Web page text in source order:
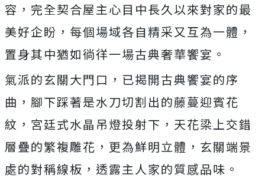
容，完全契合屋主心目中長久以來對家的最
美好企盼，每個場域各自精采又互為一體，
置身其中猶如徜徉一場古典奢華饗宴。
氣派的玄關大門口，已揭開古典饗宴的序
曲，腳下踩著是水刀切割出的藤蔓迎賓花
紋，宮廷式水晶吊燈投射下，天花梁上交錯
層疊的繁複雕花，更為鮮明立體，玄關端景
處的對稱線板，透露主人家的質感品味。